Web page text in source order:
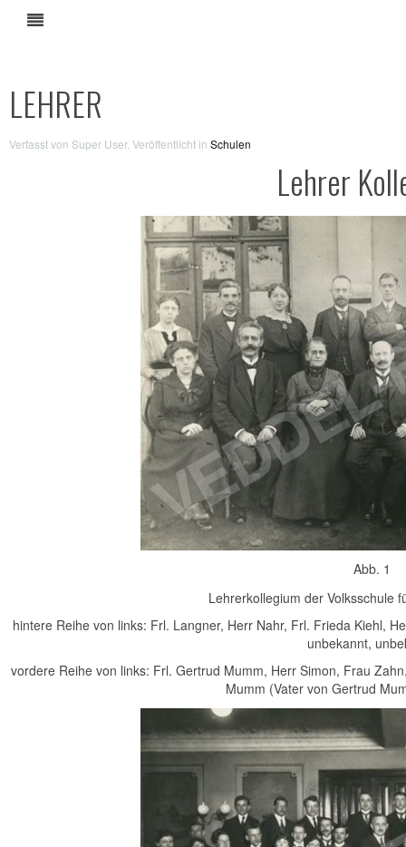
LEHRER
Verfasst von Super User. Veröffentlicht in Schulen
Lehrer
Abb. 1
Lehrerkollegium der Volksschule
hintere Reihe von links: Frl. Langner, Herr Nahr, Frl. Frieda Kiehl,
unbekannt,
vordere Reihe von links: Frl. Gertrud Mumm, Herr Simon, Frau
Mumm (Vater von Gertrud